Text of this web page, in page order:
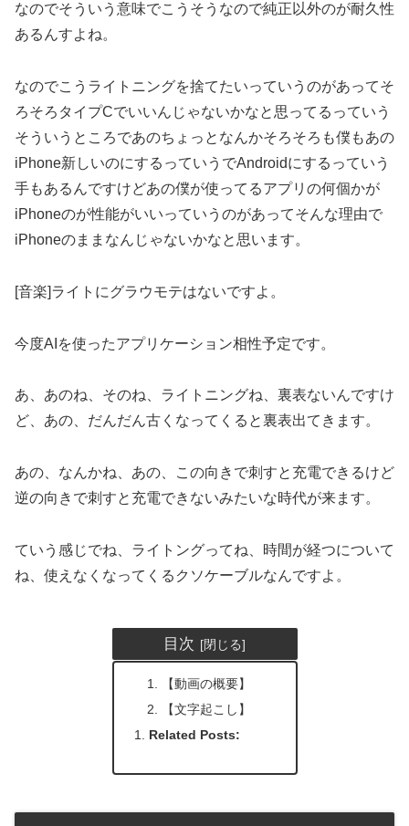
なのでそういう意味でこうそうなので純正以外のが耐久性
あるんすよね。
なのでこうライトニングを捨てたいっていうのがあってそ
ろそろタイプCでいいんじゃないかなと思ってるっていう
そういうところであのちょっとなんかそろそろも僕もあの
iPhone新しいのにするっていうでAndroidにするっていう
手もあるんですけどあの僕が使ってるアプリの何個かが
iPhoneのが性能がいいっていうのがあってそんな理由で
iPhoneのままなんじゃないかなと思います。
[音楽]ライトにグラウモテはないですよ。
今度AIを使ったアプリケーション相性予定です。
あ、あのね、そのね、ライトニングね、裏表ないんですけ
ど、あの、だんだん古くなってくると裏表出てきます。
あの、なんかね、あの、この向きで刺すと充電できるけど
逆の向きで刺すと充電できないみたいな時代が来ます。
ていう感じでね、ライトングってね、時間が経つについて
ね、使えなくなってくるクソケーブルなんですよ。
目次
【動画の概要】
【文字起こし】
Related Posts: